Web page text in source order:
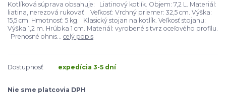
Kotlíková súprava obsahuje: Liatinový kotlík. Objem: 7,2 L. Materiál:
liatina, nerezová rukoväť. Veľkosť: Vrchný priemer: 32,5 cm. Výška:
15,5 cm. Hmotnosť: 5 kg. Klasický stojan na kotlík. Veľkosť stojanu:
Výška 1,2 m. Hrúbka 1 cm. Materiál: vyrobené s tvrz oceľového profilu.
Prenosné ohnis... celý popis
Dostupnosť expedícia 3-5 dní
Nie sme platcovia DPH